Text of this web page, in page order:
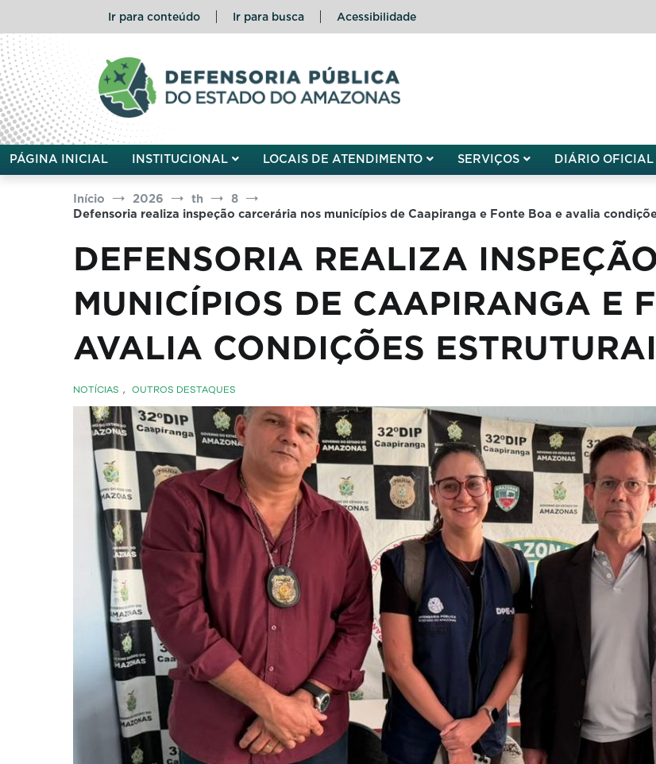
o
conteúdo
Ir para conteúdo Ir para busca Acessibilidade
Defensoria Pública do Estado do Amazonas
PÁGINA INICIAL INSTITUCIONAL LOCAIS DE ATENDIMENTO SERVIÇOS DIÁRIO OFICIAL
Início 2026 th
8
Defensoria realiza inspeção carcerária nos municípios de Caapiranga e Fonte Boa e avalia
DEFENSORIA REALIZA
MUNICÍPIOS DE CAAPIRANGA E
AVALIA CONDIÇÕES
NOTÍCIAS , OUTROS DESTAQUES